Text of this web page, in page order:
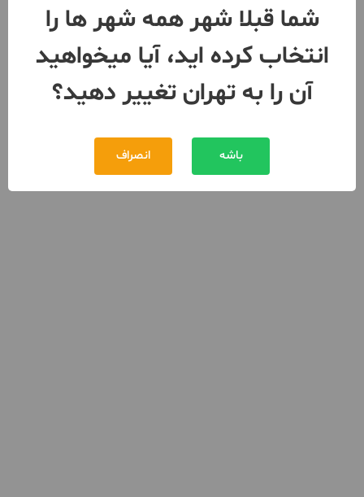
شما قبلا شهر همه شهر ها را
انتخاب کرده اید، آیا میخواهید
آن را به تهران تغییر دهید؟
باشه انصراف